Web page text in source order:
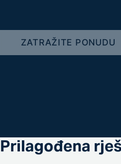
ZATRAŽITE PONUDU
Prilagođena